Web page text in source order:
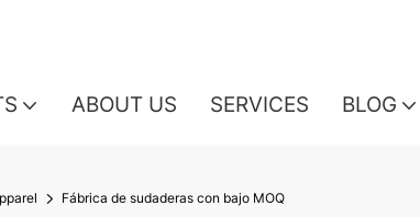
ABOUT US SERVICES BLOG
Fábrica de sudaderas con bajo MOQ